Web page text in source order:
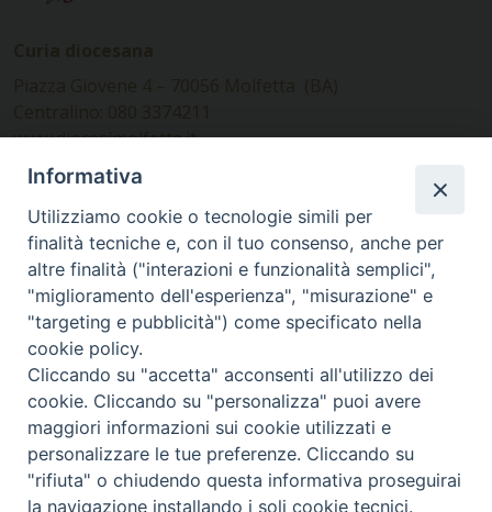
www.diocesimolfetta.it –
diocesimolfetta@pec.chiesacattolica.it
Ufficio Comunicazioni sociali
Piazza Giovene 4 – 70056 Molfetta (BA)
comunicazionisociali@diocesimolfetta.it
SEGUICI SU
Facebook
Instagram
X YouTube
Feed
Privacy Policy - trasparenza
Informativa
Utilizziamo cookie o tecnologie simili per
finalità tecniche e, con il tuo consenso, anche per
altre finalità ("interazioni e funzionalità semplici",
"miglioramento dell'esperienza", "misurazione" e
"targeting e pubblicità") come specificato nella
cookie policy.
Cliccando su "accetta" acconsenti all'utilizzo dei
cookie. Cliccando su "personalizza" puoi avere
maggiori informazioni sui cookie utilizzati e
personalizzare le tue preferenze. Cliccando su
"rifiuta" o chiudendo questa informativa proseguirai
la navigazione installando i soli cookie tecnici.